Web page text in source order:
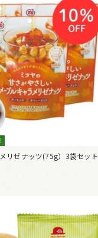
リゼナッツ(75g）3袋セット